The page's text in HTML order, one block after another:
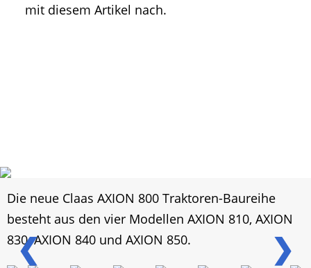
mit diesem Artikel nach.
❮ ❯
Die neue Claas AXION 800 Traktoren-Baureihe
besteht aus den vier Modellen AXION 810, AXION
830, AXION 840 und AXION 850.